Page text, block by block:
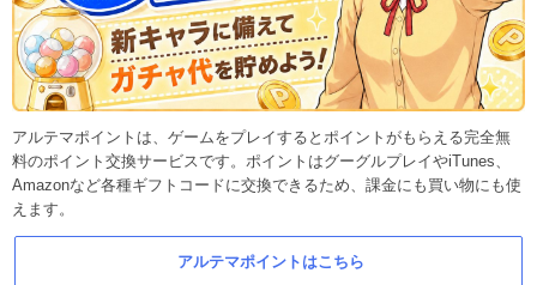
アルテマポイントは、ゲームをプレイするとポイントがもらえる完全無
料のポイント交換サービスです。ポイントはグーグルプレイやiTunes、
Amazonなど各種ギフトコードに交換できるため、課金にも買い物にも使
えます。
アルテマポイントはこちら